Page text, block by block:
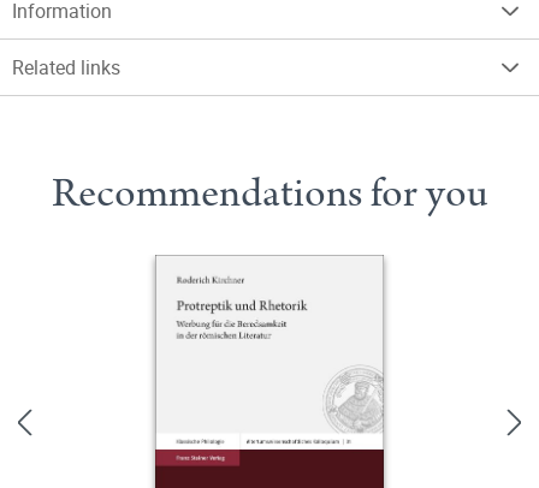
Information
Related links
Recommendations for you